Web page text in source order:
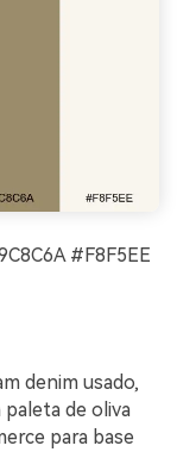
#F8F5EE
denim usado,
paleta de oliva
para base